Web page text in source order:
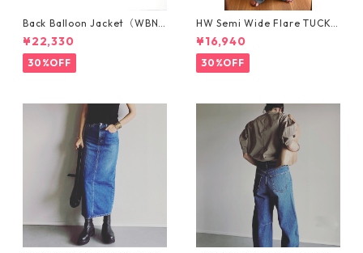
Back Balloon Jacket（WBN3
304-MID BLUE）バックバル
ーンジャケト
¥22,330
30%OFF
HW Semi Wide Flare TUCK P
ants/WN25103-LIGHTBLUE
¥16,940
30%OFF